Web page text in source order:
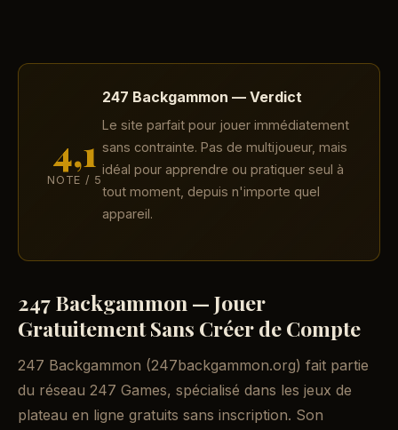
4,1
NOTE / 5
247 Backgammon — Verdict
Le site parfait pour jouer immédiatement
sans contrainte. Pas de multijoueur, mais
idéal pour apprendre ou pratiquer seul à
tout moment, depuis n'importe quel
appareil.
247 Backgammon — Jouer
Gratuitement Sans Créer de Compte
247 Backgammon (247backgammon.org) fait partie
du réseau 247 Games, spécialisé dans les jeux de
plateau en ligne gratuits sans inscription. Son